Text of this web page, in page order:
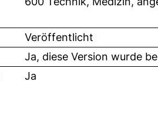
Veröffentlicht
Ja, diese Version wurde
Ja